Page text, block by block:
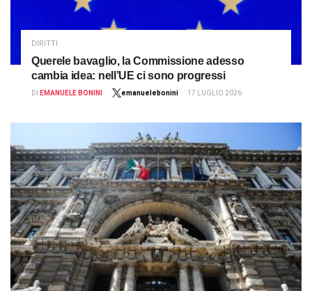
DIRITTI
Querele bavaglio, la Commissione adesso
cambia idea: nell’UE ci sono progressi
DI EMANUELE BONINI emanuelebonini 17 LUGLIO 2026